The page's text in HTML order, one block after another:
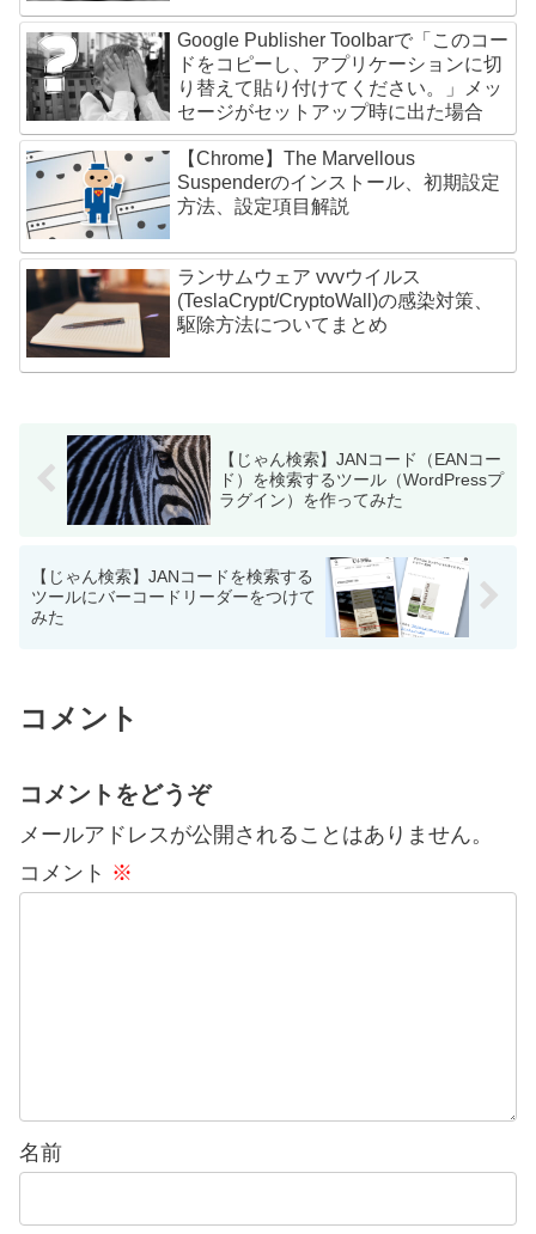
Google Publisher Toolbarで「このコー
ドをコピーし、アプリケーションに切
り替えて貼り付けてください。」メッ
セージがセットアップ時に出た場合
【Chrome】The Marvellous
Suspenderのインストール、初期設定
方法、設定項目解説
ランサムウェア vvvウイルス
(TeslaCrypt/CryptoWall)の感染対策、
駆除方法についてまとめ
【じゃん検索】JANコード（EANコー
ド）を検索するツール（WordPressプ
ラグイン）を作ってみた
【じゃん検索】JANコードを検索する
ツールにバーコードリーダーをつけて
みた
コメント
コメントをどうぞ
メールアドレスが公開されることはありません。
コメント ※
名前